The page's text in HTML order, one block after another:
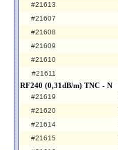
#21613
#21607
#21608
#21609
#21610
#21611
RF240 (0,31dB/m) TNC - N
#21619
#21620
#21614
#21615